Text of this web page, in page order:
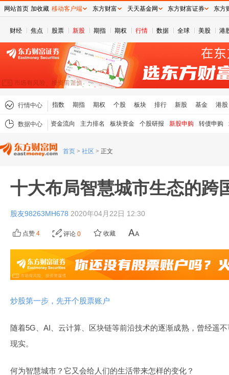
财经 焦点 股票 新股 期指 期权 行情 数据 全球 美股 港
行情中心 指数 期指 期权 个股 板块 排行 新股 基金 港股
数据中心 资金流向 主力排名 板块资金 个股研报 新股申购 转债申购
首页 > 社区 > 正文
十大布局智慧城市生态的跨
股友98263MH678 2020年04月22日 12:30
点赞 4 评论 0 收藏
炒股第一步，先开个股票账户
随着5G、AI、云计算、区块链等前沿技术的逐渐成熟，曾经遥
现实。
何为智慧城市？它又会给人们的生活带来怎样的变化？
网站首页 加收藏 移动客户端 东方财富 天天基金网 东方财富证券 东方